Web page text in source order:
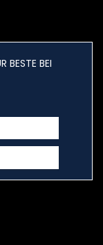
BESTE BEI